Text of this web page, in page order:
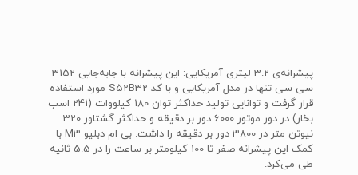
پیشرانه‌ی 3.2 لیتری آمریکایی: این پیشرانه با جابه‌جایی 3152
سی سی تنها در مدل آمریکایی و با کد S52B32 مورد استفاده
قرار گرفت و توانایی تولید حداکثر توان 180 کیلووات (241 اسب
بخار) در دور موتور 6000 دور بر دقیقه و حداکثر گشتاور 320
نیوتن متر در 3800 دور بر دقیقه را داشت. بی ام دبلیو M3 با
کمک این پیشرانه صفر تا 100 کیلومتر بر ساعت را در 5.5 ثانیه
طی می‌کرد.